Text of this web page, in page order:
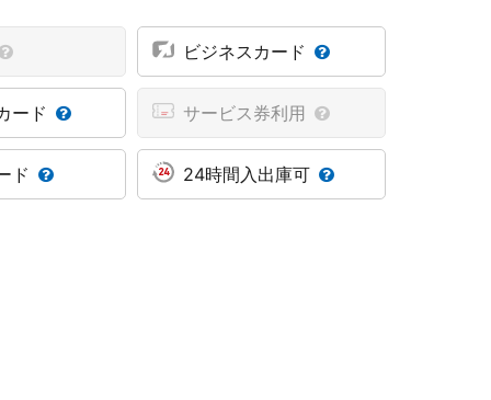
ビジネスカード
ード サービス券利用
ド 24時間入出庫可